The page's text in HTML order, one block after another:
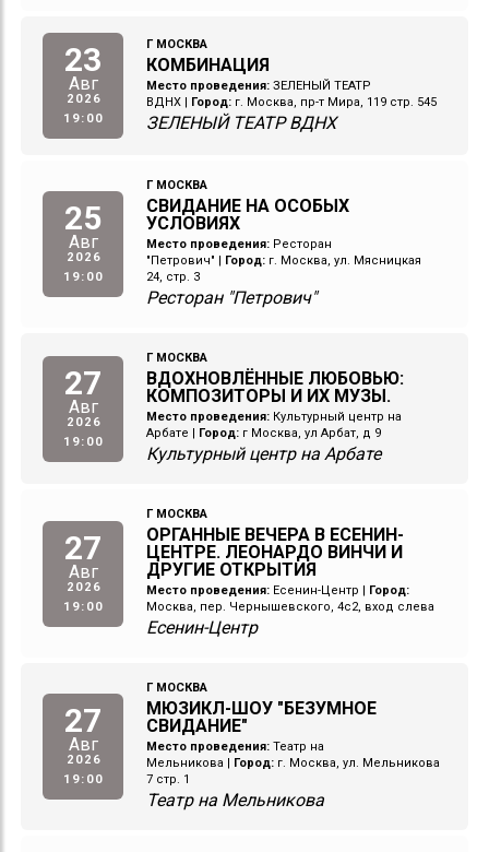
23
Авг
2026
19:00
Г МОСКВА
КОМБИНАЦИЯ
Место проведения: ЗЕЛЕНЫЙ ТЕАТР
ВДНХ | Город: г. Москва, пр-т Мира, 119 стр. 545
ЗЕЛЕНЫЙ ТЕАТР ВДНХ
25
Авг
2026
19:00
Г МОСКВА
СВИДАНИЕ НА ОСОБЫХ
УСЛОВИЯХ
Место проведения: Ресторан
"Петрович"
Город: г. Москва, ул. Мясницкая
24, стр. 3
Ресторан "Петрович"
27
Авг
2026
19:00
Г МОСКВА
ВДОХНОВЛЁННЫЕ ЛЮБОВЬЮ:
КОМПОЗИТОРЫ И ИХ МУЗЫ.
Место проведения: Культурный центр на
Арбате
Город: г Москва, ул Арбат, д 9
Культурный центр на Арбате
27
Авг
2026
19:00
Г МОСКВА
ОРГАННЫЕ ВЕЧЕРА В ЕСЕНИН-
ЦЕНТРЕ. ЛЕОНАРДО ВИНЧИ И
ДРУГИЕ ОТКРЫТИЯ
Место проведения: Есенин-Центр
Город:
Москва, пер. Чернышевского, 4с2, вход слева
Есенин-Центр
27
Авг
2026
19:00
Г МОСКВА
МЮЗИКЛ-ШОУ "БЕЗУМНОЕ
СВИДАНИЕ"
Место проведения: Театр на
Мельникова
Город: г. Москва, ул. Мельникова
7 стр. 1
Театр на Мельникова